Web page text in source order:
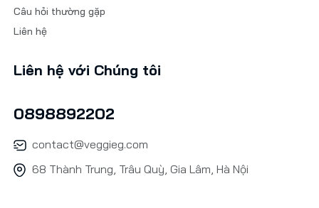
Câu hỏi thường gặp
Liên hệ
Liên hệ với Chúng tôi
0898892202
contact@veggieg.com
68 Thành Trung, Trâu Quỳ, Gia Lâm, Hà Nội